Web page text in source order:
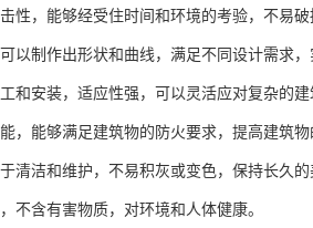
性，能够经受住时间和环境的考验，不易破
以制作出形状和曲线，满足不同设计需求，
和安装，适应性强，可以灵活应对复杂的建
，能够满足建筑物的防火要求，提高建筑物
清洁和维护，不易积灰或变色，保持长久的
不含有害物质，对环境和人体健康。